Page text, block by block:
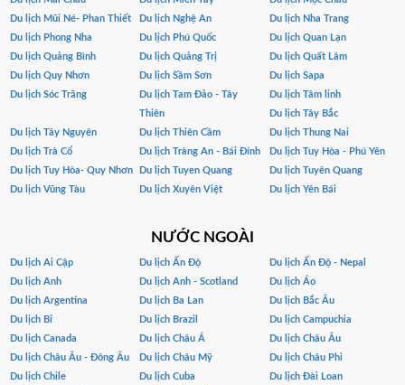
Du lịch Mũi Né- Phan Thiết
Du lịch Nghệ An
Du lịch Nha Trang
Du lịch Phong Nha
Du lịch Phú Quốc
Du lịch Quan Lạn
Du lịch Quảng Bình
Du lịch Quảng Trị
Du lịch Quất Lâm
Du lịch Quy Nhơn
Du lịch Sầm Sơn
Du lịch Sapa
Du lịch Sóc Trăng
Du lịch Tam Đảo - Tây
Thiên
Du lịch Tâm linh
Du lịch Tây Bắc
Du lịch Tây Nguyên
Du lịch Thiên Cầm
Du lịch Thung Nai
Du lịch Trà Cổ
Du lịch Tràng An - Bái Đính
Du lịch Tuy Hòa - Phú Yên
Du lịch Tuy Hòa- Quy Nhơn
Du lịch Tuyen Quang
Du lịch Tuyên Quang
Du lịch Vũng Tàu
Du lịch Xuyên Việt Du lịch Yên Bái
NƯỚC NGOÀI
Du lịch Ai Cập Du lịch Ấn Độ
Du lịch Ấn Độ - Nepal
Du lịch Anh
Du lịch Anh - Scotland
Du lịch Áo
Du lịch Argentina
Du lịch Ba Lan
Du lịch Bắc Âu
Du lịch Bỉ
Du lịch Brazil
Du lịch Campuchia
Du lịch Canada
Du lịch Châu Á
Du lịch Châu Âu
Du lịch Châu Âu - Đông Âu
Du lịch Châu Mỹ
Du lịch Châu Phi
Du lịch Chile
Du lịch Cuba
Du lịch Đài Loan